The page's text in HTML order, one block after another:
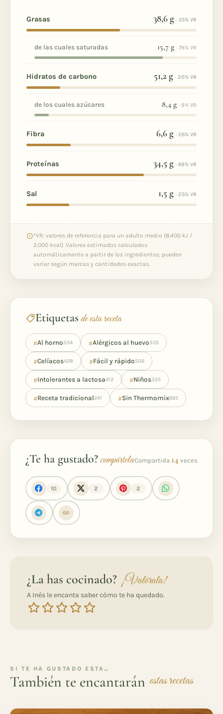
Grasas 38,6 g · 55% VR
de las cuales saturadas 15,7 g · 79% VR
Hidratos de carbono 51,2 g · 20% VR
de los cuales azúcares 8,4 g · 9% VR
Fibra 6,6 g · 26% VR
Proteínas 34,5 g · 69% VR
Sal 1,5 g · 25% VR
*VR: valores de referencia para un adulto medio (8.400 kJ /
2.000 kcal). Valores estimados calculados
automáticamente a partir de los ingredientes; pueden
variar según marcas y cantidades exactas.
Etiquetasde esta receta
#Al horno354 #Alérgicos al huevo355
#Celíacos428 #Fácil y rápido506
#Intolerantes a lactosa412 #Niños325
#Receta tradicional241 #Sin Thermomix665
¿Te ha gustado?compártelaCompartida 14 veces
10 2 2
¿La has cocinado? ¡Valórala!
A Inés le encanta saber cómo te ha quedado.
SI TE HA GUSTADO ESTA…
También te encantarán estas recetas